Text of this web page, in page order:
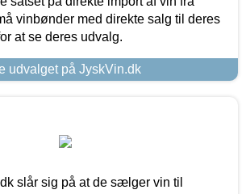
vinbønder med direkte salg til deres
at se deres udvalg.
udvalget på JyskVin.dk
slår sig på at de sælger vin til